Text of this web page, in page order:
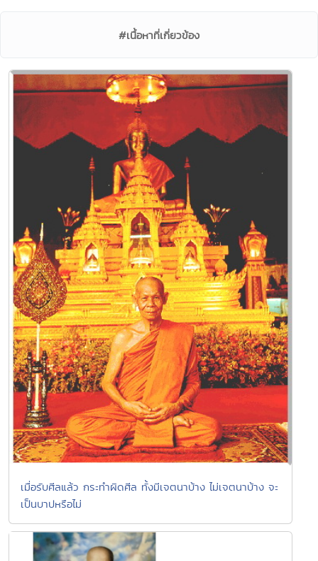
#เนื้อหาที่เกี่ยวข้อง
เมื่อรับศีลแล้ว กระทำผิดศีล ทั้งมีเจตนาบ้าง ไม่เจตนาบ้าง จะ
เป็นบาปหรือไม่